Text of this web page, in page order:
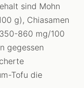
sind Mohn
g), Chiasamen
860 mg/100
gegessen
Tofu die